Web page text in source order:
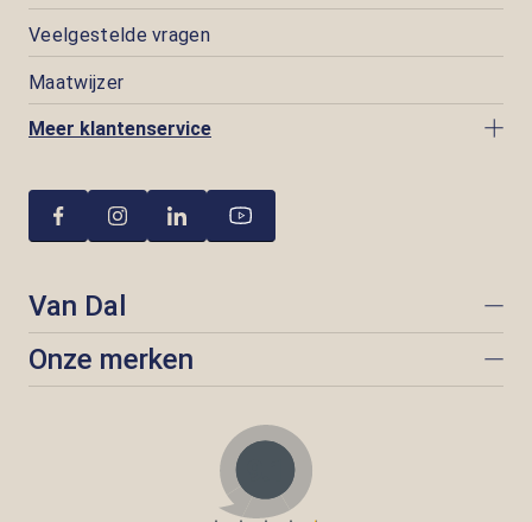
Veelgestelde vragen
Maatwijzer
Meer klantenservice
Van Dal
Onze merken